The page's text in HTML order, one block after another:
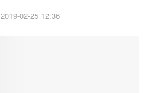
2019-02-25 12:36